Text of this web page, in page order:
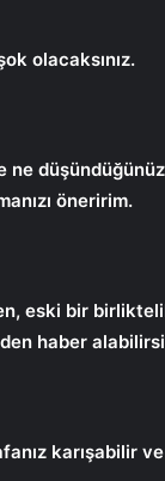
olacaksınız.
öneririm.
eski bir
haber
karışabilir